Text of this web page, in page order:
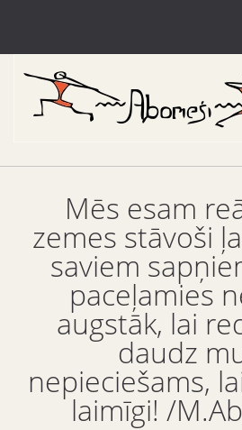
Mēs esam
zemes stāvoši
saviem
paceļamies
augstāk, lai
daudz
nepieciešams,
laimīgi! /